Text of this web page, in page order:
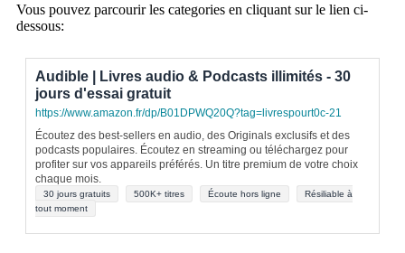
Vous pouvez parcourir les categories en cliquant sur le lien ci-
dessous:
Audible | Livres audio & Podcasts illimités - 30
jours d'essai gratuit
https://www.amazon.fr/dp/B01DPWQ20Q?tag=livrespourt0c-21
Écoutez des best-sellers en audio, des Originals exclusifs et des
podcasts populaires. Écoutez en streaming ou téléchargez pour
profiter sur vos appareils préférés. Un titre premium de votre choix
chaque mois.
30 jours gratuits 500K+ titres Écoute hors ligne
Résiliable à
tout moment